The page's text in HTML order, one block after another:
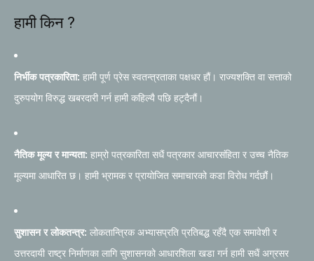
हामी किन ?
निर्भीक पत्रकारिता: हामी पूर्ण प्रेस स्वतन्त्रताका पक्षधर हौं। राज्यशक्ति वा सत्ताको
दुरुपयोग विरुद्ध खबरदारी गर्न हामी कहिल्यै पछि हट्दैनौं।
नैतिक मूल्य र मान्यता: हाम्रो पत्रकारिता सधैं पत्रकार आचारसंहिता र उच्च नैतिक
मूल्यमा आधारित छ। हामी भ्रामक र प्रायोजित समाचारको कडा विरोध गर्दछौं।
सुशासन र लोकतन्त्र: लोकतान्त्रिक अभ्यासप्रति प्रतिबद्ध रहँदै एक समावेशी र
उत्तरदायी राष्ट्र निर्माणका लागि सुशासनको आधारशिला खडा गर्न हामी सधैं अग्रसर